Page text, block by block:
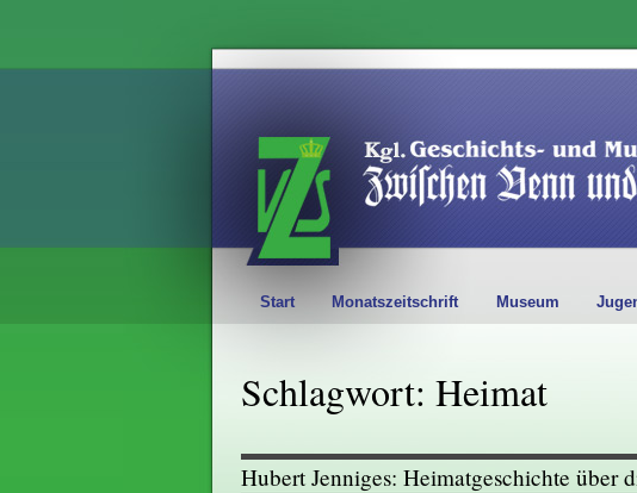
Start Monatszeitschrift Museum
Schlagwort: Heimat
Hubert Jenniges: Heimatgeschichte über